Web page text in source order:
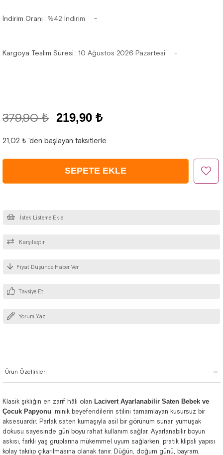
İndirim Oranı : %42 İndirim
Kargoya Teslim Süresi : 10 Ağustos 2026 Pazartesi
379,90 ₺ 219,90 ₺
21,02 ₺ 'den başlayan taksitlerle
İstek Listeme Ekle
Karşılaştır
Fiyat Düşünce Haber Ver
Tavsiye Et
Yorum Yaz
Ürün Özellikleri
Klasik şıklığın en zarif hâli olan Lacivert Ayarlanabilir Saten Bebek ve
Çocuk Papyonu, minik beyefendilerin stilini tamamlayan kusursuz bir
aksesuardır. Parlak saten kumaşıyla asil bir görünüm sunar, yumuşak
dokusu sayesinde gün boyu rahat kullanım sağlar. Ayarlanabilir boyun
askısı, farklı yaş gruplarına mükemmel uyum sağlarken, pratik klipsli yapısı
kolay takılıp çıkarılmasına olanak tanır. Düğün, doğum günü, bayram,